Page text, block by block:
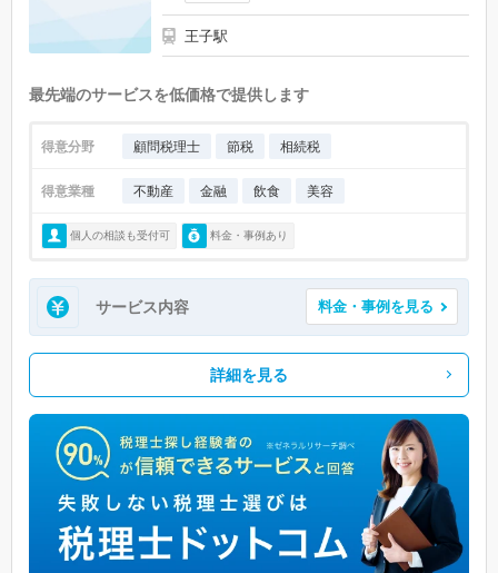
王子駅
最先端のサービスを低価格で提供します
得意分野 顧問税理士 節税 相続税
得意業種 不動産 金融 飲食 美容
個人の相談も受付可 料金・事例あり
サービス内容 料金・事例を見る
詳細を見る